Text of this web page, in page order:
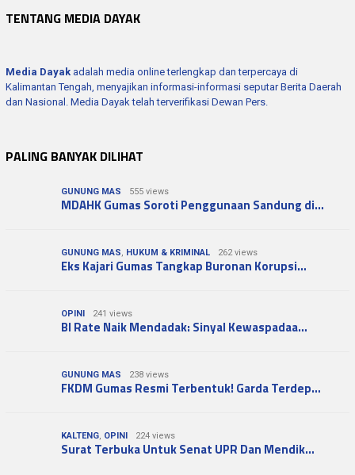
TENTANG MEDIA DAYAK
Media Dayak adalah media online terlengkap dan terpercaya di
Kalimantan Tengah, menyajikan informasi-informasi seputar Berita Daerah
dan Nasional. Media Dayak telah terverifikasi Dewan Pers.
PALING BANYAK DILIHAT
GUNUNG MAS 555 views
MDAHK Gumas Soroti Penggunaan Sandung di…
GUNUNG MAS, HUKUM & KRIMINAL 262 views
Eks Kajari Gumas Tangkap Buronan Korupsi…
OPINI 241 views
BI Rate Naik Mendadak: Sinyal Kewaspadaa…
GUNUNG MAS 238 views
FKDM Gumas Resmi Terbentuk! Garda Terdep…
KALTENG, OPINI 224 views
Surat Terbuka Untuk Senat UPR Dan Mendik…